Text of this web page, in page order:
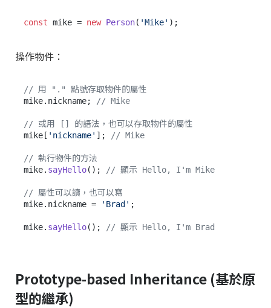
const mike = new Person( 'Mike'
操作物件：
// 用 "." 點號存取物件的屬性
mike. nickname; // Mike
// 或用 [] 的語法，也可以存取物件的屬性
mike[ 'nickname' ]; // Mike
// 執行物件的方法
mike. sayHello(); // 顯示 Hello, I'm Mike
// 屬性可以讀，也可以寫
mike. nickname = 'Brad' ;
mike. sayHello(); // 顯示 Hello, I'm Brad
Prototype-based Inheritance (基於原
型的繼承)